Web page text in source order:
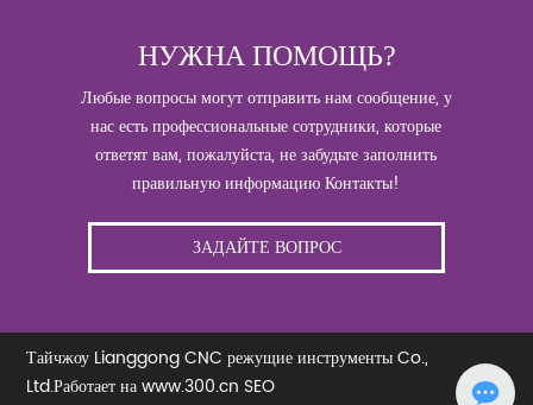
НУЖНА ПОМОЩЬ?
Любые вопросы могут отправить нам сообщение, у
нас есть профессиональные сотрудники, которые
ответят вам, пожалуйста, не забудьте заполнить
правильную информацию Контакты!
ЗАДАЙТЕ ВОПРОС
Тайчжоу Lianggong CNC режущие инструменты Co.,
Ltd.Работает на www.300.cn SEO